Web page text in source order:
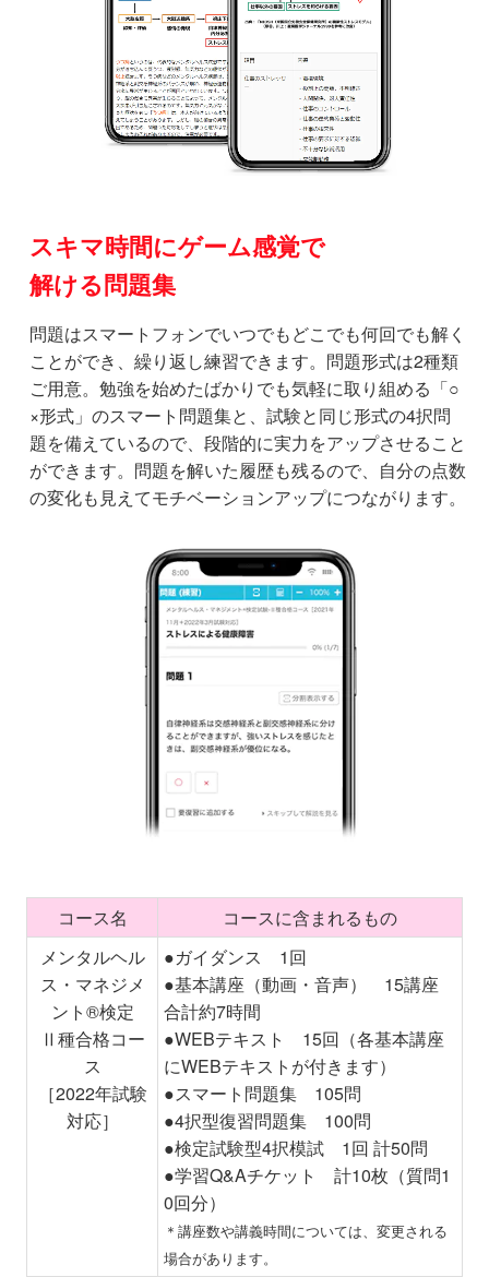
スキマ時間にゲーム感覚で
解ける問題集
問題はスマートフォンでいつでもどこでも何回でも解く
ことができ、繰り返し練習できます。問題形式は2種類
ご用意。勉強を始めたばかりでも気軽に取り組める「○
×形式」のスマート問題集と、試験と同じ形式の4択問
題を備えているので、段階的に実力をアップさせること
ができます。問題を解いた履歴も残るので、自分の点数
の変化も見えてモチベーションアップにつながります。
コース名
コースに含まれるもの
メンタルヘル
ス・マネジメ
ント®検定
Ⅱ種合格コー
ス
［2022年試験
対応］
●ガイダンス 1回
●基本講座（動画・音声） 15講座
合計約7時間
●WEBテキスト 15回（各基本講座
にWEBテキストが付きます）
●スマート問題集 105問
●4択型復習問題集 100問
●検定試験型4択模試 1回 計50問
●学習Q&Aチケット 計10枚（質問1
0回分）
＊講座数や講義時間については、変更される
場合があります。